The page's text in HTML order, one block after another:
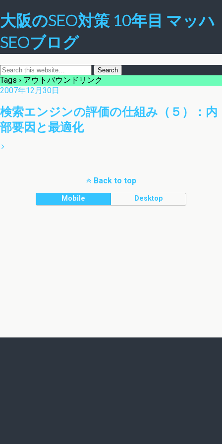
大阪のSEO対策 10年目 マッハ
SEOブログ
Tags › アウトバウンドリンク
2007年12月30日
検索エンジンの評価の仕組み（５）：内
部要因と最適化
Back to top
Mobile Desktop